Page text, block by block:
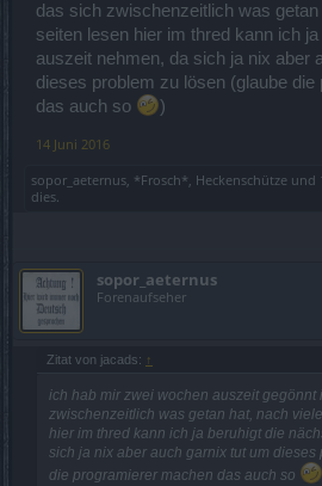
das sich zwischenzeitlich was
seiten lesen hier im thred kann ich
auszeit nehmen, da sich ja nix aber
dieses problem zu lösen (glaube
das auch so
)
14 Juni 2016
sopor_aeternus, *Frosch*, Heckenschütze und
dies.
sopor_aeternus
Forenaufseher
Zitat von jacads: ↑
ich hab mir zwei wochen auszeit gegönnt
zwischenzeitlich was getan hat, nach
hier im thred kann ich ja beruhigt die
sich ja nix aber auch garnix tut um
die programierer machen das auch so